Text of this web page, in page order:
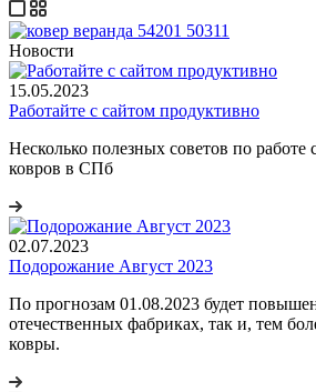
Новости
15.05.2023
Работайте с сайтом продуктивно
Несколько полезных советов по
ковров в СПб
02.07.2023
Подорожание Август 2023
По прогнозам 01.08.2023 будет
отечественных фабриках, так и, тем
ковры.